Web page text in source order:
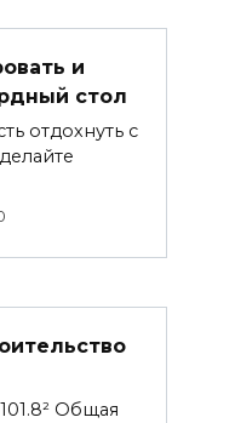
и
стол
отдохнуть с
Общая